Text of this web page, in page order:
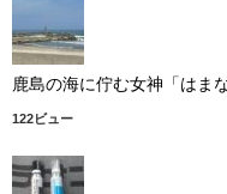
鹿島の海に佇む女神「はま
122ビュー